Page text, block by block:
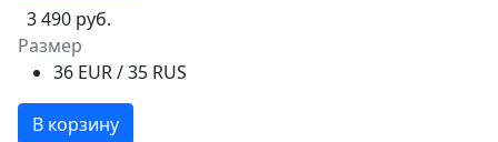
3 490 руб.
Размер
36 EUR / 35 RUS
В корзину